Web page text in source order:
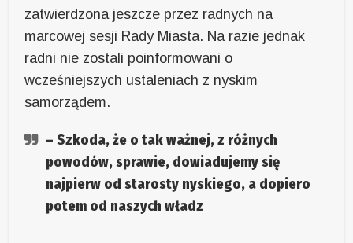
zatwierdzona jeszcze przez radnych na
marcowej sesji Rady Miasta. Na razie jednak
radni nie zostali poinformowani o
wcześniejszych ustaleniach z nyskim
samorządem.
– Szkoda, że o tak ważnej, z różnych
powodów, sprawie, dowiadujemy się
najpierw od starosty nyskiego, a dopiero
potem od naszych władz